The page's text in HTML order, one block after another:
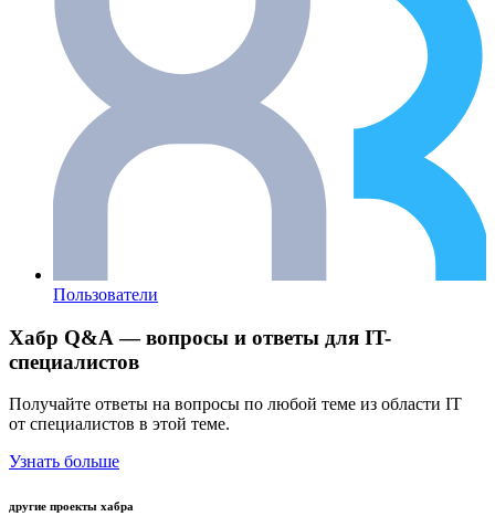
Пользователи
Хабр Q&A — вопросы и ответы для IT-
специалистов
Получайте ответы на вопросы по любой теме из области IT
от специалистов в этой теме.
Узнать больше
другие проекты хабра